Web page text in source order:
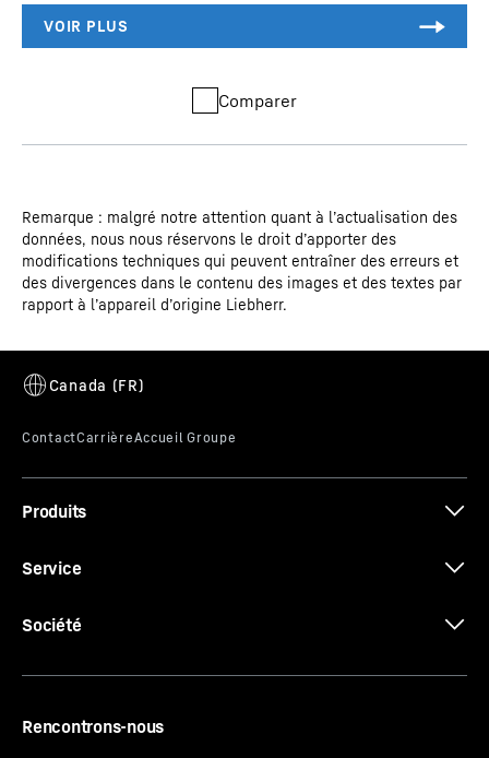
Comparer
Remarque : malgré notre attention quant à l’actualisation des
données, nous nous réservons le droit d’apporter des
modifications techniques qui peuvent entraîner des erreurs et
des divergences dans le contenu des images et des textes par
rapport à l’appareil d’origine Liebherr.
Produits
Service
Société
Rencontrons-nous